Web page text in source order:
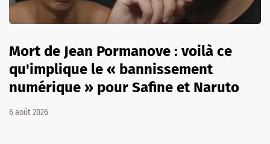
Mort de Jean Pormanove : voilà ce
qu'implique le « bannissement
numérique » pour Safine et Naruto
6 août 2026